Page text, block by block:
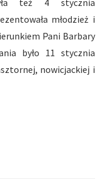
też 4 stycznia
młodzież i
Pani Barbary
było 11 stycznia
nowicjackiej i